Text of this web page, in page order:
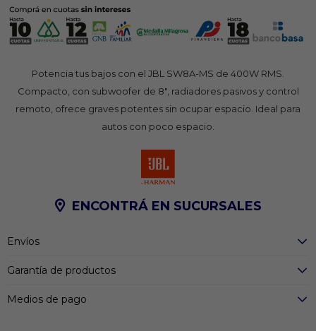
Potencia tus bajos con el JBL SW8A-MS de 400W RMS.
Compacto, con subwoofer de 8", radiadores pasivos y control
remoto, ofrece graves potentes sin ocupar espacio. Ideal para
autos con poco espacio.
ENCONTRÁ EN SUCURSALES
Envíos
Garantía de productos
Medios de pago